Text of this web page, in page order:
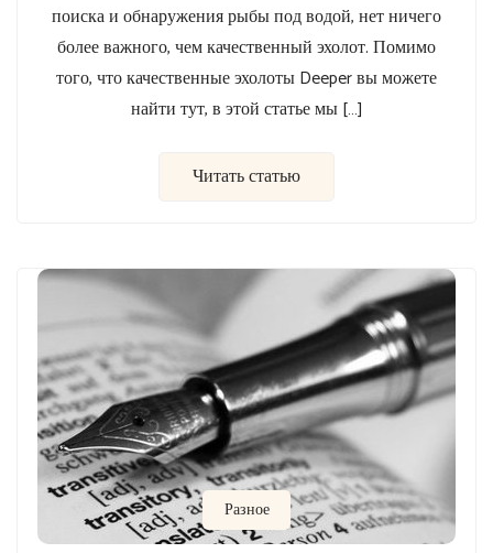
поиска и обнаружения рыбы под водой, нет ничего
более важного, чем качественный эхолот. Помимо
того, что качественные эхолоты Deeper вы можете
найти тут, в этой статье мы […]
Читать статью
Разное